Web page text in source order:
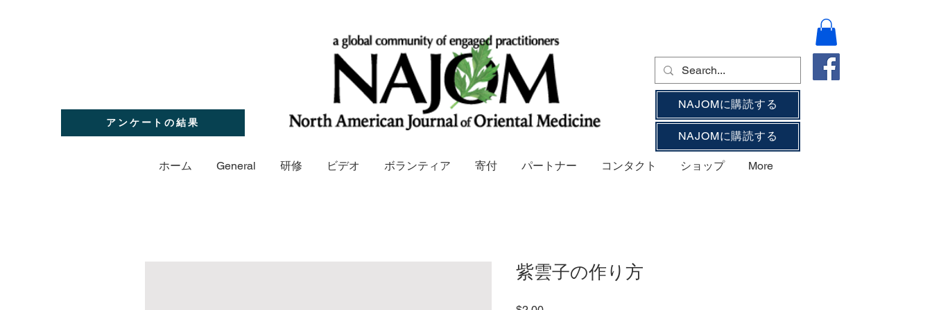
アンケートの結果
NAJOMに購読する
NAJOMに購読する
ホーム General 研修 ビデオ ボランティア 寄付 パートナー コンタクト ショップ More
紫雲子の作り方